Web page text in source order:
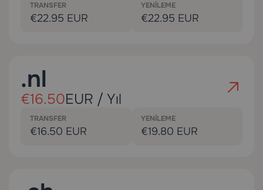
TRANSFER
€22.95 EUR
YENILEME
€22.95 EUR
.nl
€16.50EUR / Yıl
TRANSFER
€16.50 EUR
YENILEME
€19.80 EUR